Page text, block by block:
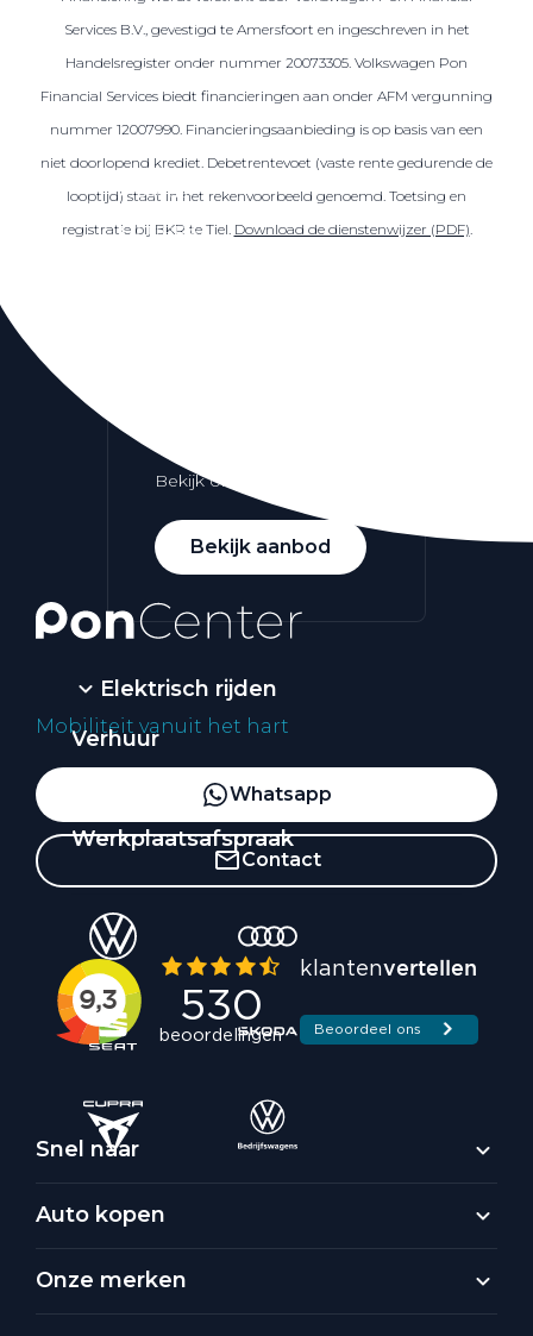
Veelgestelde vragen
Aanbod elektrisch
Škoda
CUPRA
Bekijk ons aanbod
Bekijk aanbod
Elektrisch rijden
Verhuur
Vestigingen
Werkplaatsafspraak
Services B.V., gevestigd te Amersfoort en ingeschreven in het
Handelsregister onder nummer 20073305. Volkswagen Pon
Financial Services biedt financieringen aan onder AFM vergunning
nummer 12007990. Financieringsaanbieding is op basis van een
niet doorlopend krediet. Debetrentevoet (vaste rente gedurende de
looptijd) staat in het rekenvoorbeeld genoemd. Toetsing en
registratie bij BKR te Tiel. Download de dienstenwijzer (PDF).
Mobiliteit vanuit het hart
Whatsapp
Contact
Snel naar
Auto kopen
Onze merken